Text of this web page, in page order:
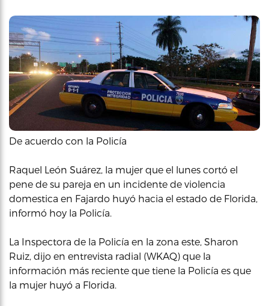
De acuerdo con la Policía
Raquel León Suárez, la mujer que el lunes cortó el
pene de su pareja en un incidente de violencia
domestica en Fajardo huyó hacia el estado de Florida,
informó hoy la Policía.
La Inspectora de la Policía en la zona este, Sharon
Ruiz, dijo en entrevista radial (WKAQ) que la
información más reciente que tiene la Policía es que
la mujer huyó a Florida.